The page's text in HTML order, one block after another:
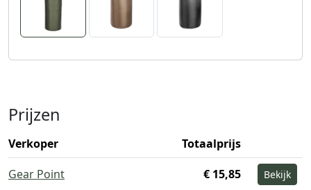
Prijzen
Verkoper
Totaalprijs
Gear Point
€ 15,85 Bekijk